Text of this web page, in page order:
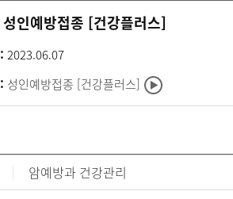
성인예방접종 [건강플러스]
2023.06.07
성인예방접종 [건강플러스]
암예방과 건강관리